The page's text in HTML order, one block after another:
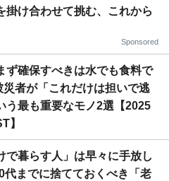
掛け合わせて挑む、これから
Sponsored
ず確保すべきは水でも食料で
災者が「これだけは担いで逃
う最も重要なモノ2選【2025
】
で暮らす人」は早々に手放し
代までに捨てておくべき「老